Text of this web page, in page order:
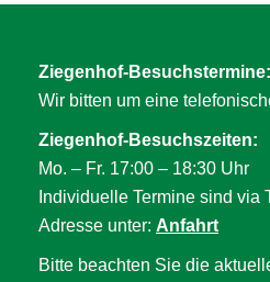
Ziegenhof-Besuchstermine:
Wir bitten um eine
Ziegenhof-Besuchszeiten:
Mo. – Fr. 17:00 – 18:30 Uhr
Individuelle Termine sind via
Adresse unter: Anfahrt
Bitte beachten Sie die